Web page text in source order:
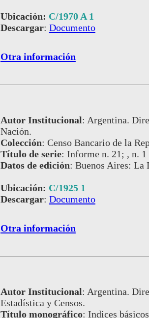
Ubicación: C/1970 A 1
Descargar: Documento
Otra información
Autor Institucional: Argentina.
Nación.
Colección: Censo Bancario de la
Título de serie: Informe n. 21; , n.
Datos de edición: Buenos Aires: La
Ubicación: C/1925 1
Descargar: Documento
Otra información
Autor Institucional: Argentina.
Estadística y Censos.
Título monográfico: Indices